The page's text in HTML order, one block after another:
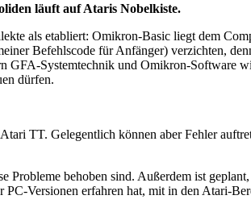
läuft auf Ataris Nobelkiste.
als etabliert: Omikron-Basic liegt dem
Befehlscode für Anfänger) verzichten,
Systemtechnik und Omikron-Software
dürfen.
TT. Gelegentlich können aber Fehler
behoben sind. Außerdem ist
Versionen erfahren hat, mit in den Atari-